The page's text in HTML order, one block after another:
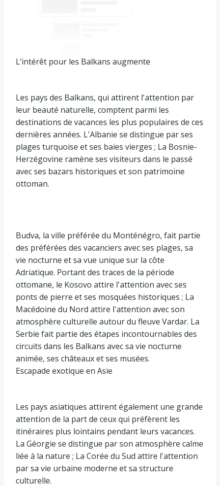
L’intérêt pour les Balkans augmente
Les pays des Balkans, qui attirent l'attention par
leur beauté naturelle, comptent parmi les
destinations de vacances les plus populaires de ces
dernières années. L'Albanie se distingue par ses
plages turquoise et ses baies vierges ; La Bosnie-
Herzégovine ramène ses visiteurs dans le passé
avec ses bazars historiques et son patrimoine
ottoman.
Budva, la ville préférée du Monténégro, fait partie
des préférées des vacanciers avec ses plages, sa
vie nocturne et sa vue unique sur la côte
Adriatique. Portant des traces de la période
ottomane, le Kosovo attire l'attention avec ses
ponts de pierre et ses mosquées historiques ; La
Macédoine du Nord attire l'attention avec son
atmosphère culturelle autour du fleuve Vardar. La
Serbie fait partie des étapes incontournables des
circuits dans les Balkans avec sa vie nocturne
animée, ses châteaux et ses musées.
Escapade exotique en Asie
Les pays asiatiques attirent également une grande
attention de la part de ceux qui préfèrent les
itinéraires plus lointains pendant leurs vacances.
La Géorgie se distingue par son atmosphère calme
liée à la nature ; La Corée du Sud attire l'attention
par sa vie urbaine moderne et sa structure
culturelle.